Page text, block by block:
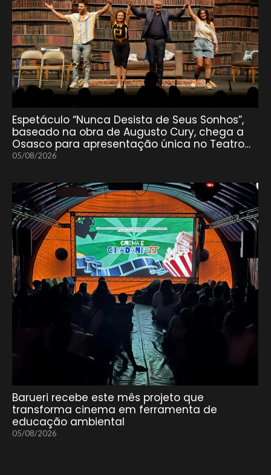
Espetáculo “Nunca Desista de Seus Sonhos”,
baseado na obra de Augusto Cury, chega a
Osasco para apresentação única no Teatro…
05/08/2026
Barueri recebe este mês projeto que
transforma cinema em ferramenta de
educação ambiental
05/08/2026